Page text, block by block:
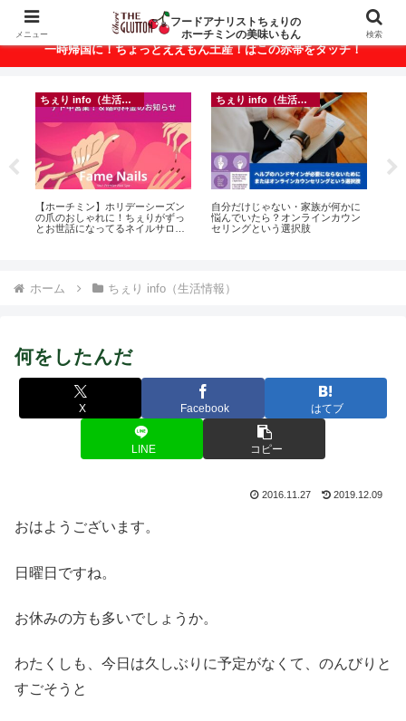
ベトナム・ホーチミンの美味いもんが満載！
一時帰国に！ちょっとええもん土産！はこの赤帯をタッチ！
ちぇり info（生活情報）
【ホーチミン】ホリデーシーズン
の爪のおしゃれに！ちぇりがずっ
とお世話になってるネイルサロン
ちぇり info（生活情報）
自分だけじゃない・家族が何かに
悩んでいたら？オンラインカウン
セリングという選択肢
ホーム ちぇり info（生活情報）
何をしたんだ
X Facebook はてブ
LINE コピー
2016.11.27 2019.12.09
おはようございます。
日曜日ですね。
お休みの方も多いでしょうか。
わたくしも、今日は久しぶりに予定がなくて、のんびりと
すごそうと
メニュー
フードアナリストちぇりの
ホーチミンの美味いもん
検索